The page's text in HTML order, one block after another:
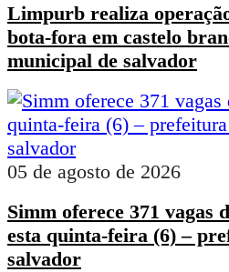
Limpurb realiza
bota-fora em castelo
municipal de salvador
05 de agosto de 2026
Simm oferece 371 vagas
esta quinta-feira (6) –
salvador